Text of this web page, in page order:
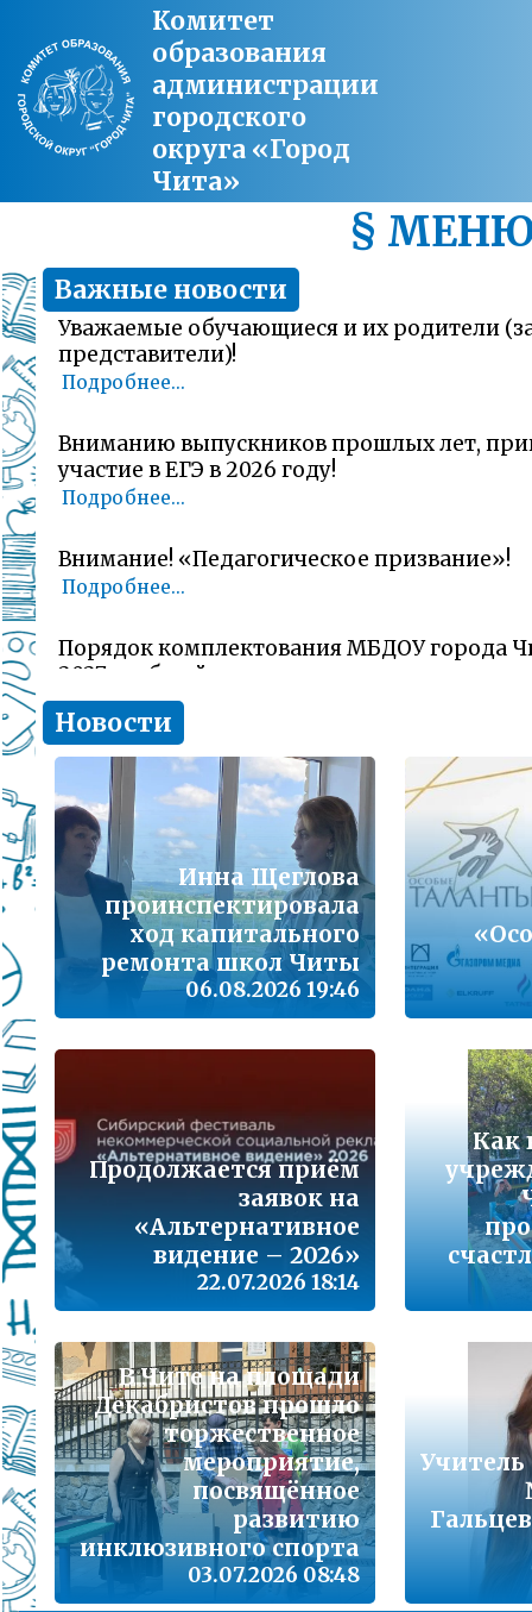
Комитет
образования
администрации
городского
округа «Город
Чита»
§
Важные новости
Уважаемые обучающиеся и их родители
представители)!
Подробнее...
Вниманию выпускников прошлых лет,
участие в ЕГЭ в 2026 году!
Подробнее...
Внимание! «Педагогическое призвание»!
Подробнее...
Порядок комплектования МБДОУ города
2027 учебный год
Подробнее...
Комитет образования Читы напоминает о
заявлений об участии в ГИА-11 (ЕГЭ)
Подробнее...
В сезон гриппа и острых респираторных
наша с Вами общая задача – не допустить
заболеваемости
Подробнее...
Лицам, желающим сдать единый
(далее ЕГЭ) в 2026 году
Школа управленческого резерва: Ваш
Подробнее...
ВАШ РЕБЁНОК ИДЁТ В ДЕТСКИЙ САД
Подробнее...
Детский телефон доверия
Подробнее...
«Горячая линия» для сообщения
находящихся в социально опасной
Подробнее...
Телефон горячей линии по вопросам
проведения государственной итоговой
образовательным программам основного
образования и среднего общего
Новости
Инна Щеглова
проинспектировала
ход капитального
ремонта школ Читы
06.08.2026 19:46
Продолжается приём
заявок на
«Альтернативное
видение – 2026»
22.07.2026 18:14
Как
В Чите на площади
Декабристов прошло
торжественное
мероприятие,
посвящённое
развитию
инклюзивного спорта
03.07.2026 08:48